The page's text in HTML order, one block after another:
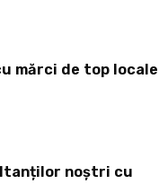
mărci de top locale
noștri cu